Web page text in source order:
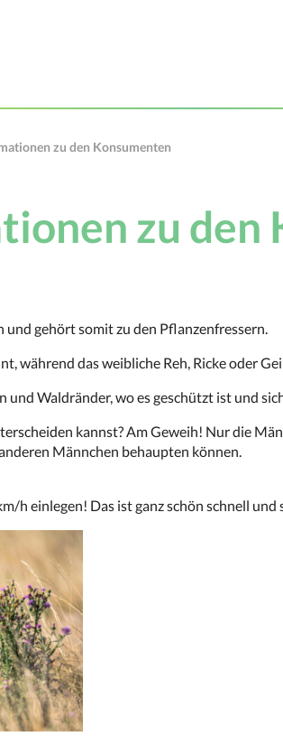
zu den Konsumenten
zu den
und gehört somit zu den Pflanzenfressern.
während das weibliche Reh, Ricke oder
Waldränder, wo es geschützt ist und
kannst? Am Geweih! Nur die
Männchen behaupten können.
h einlegen! Das ist ganz schön schnell